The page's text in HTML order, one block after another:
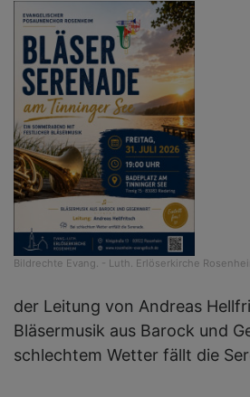
Bildrechte Evang. - Luth. Erlöserkirche
der Leitung von Andreas
Bläsermusik aus Barock und
schlechtem Wetter fällt die